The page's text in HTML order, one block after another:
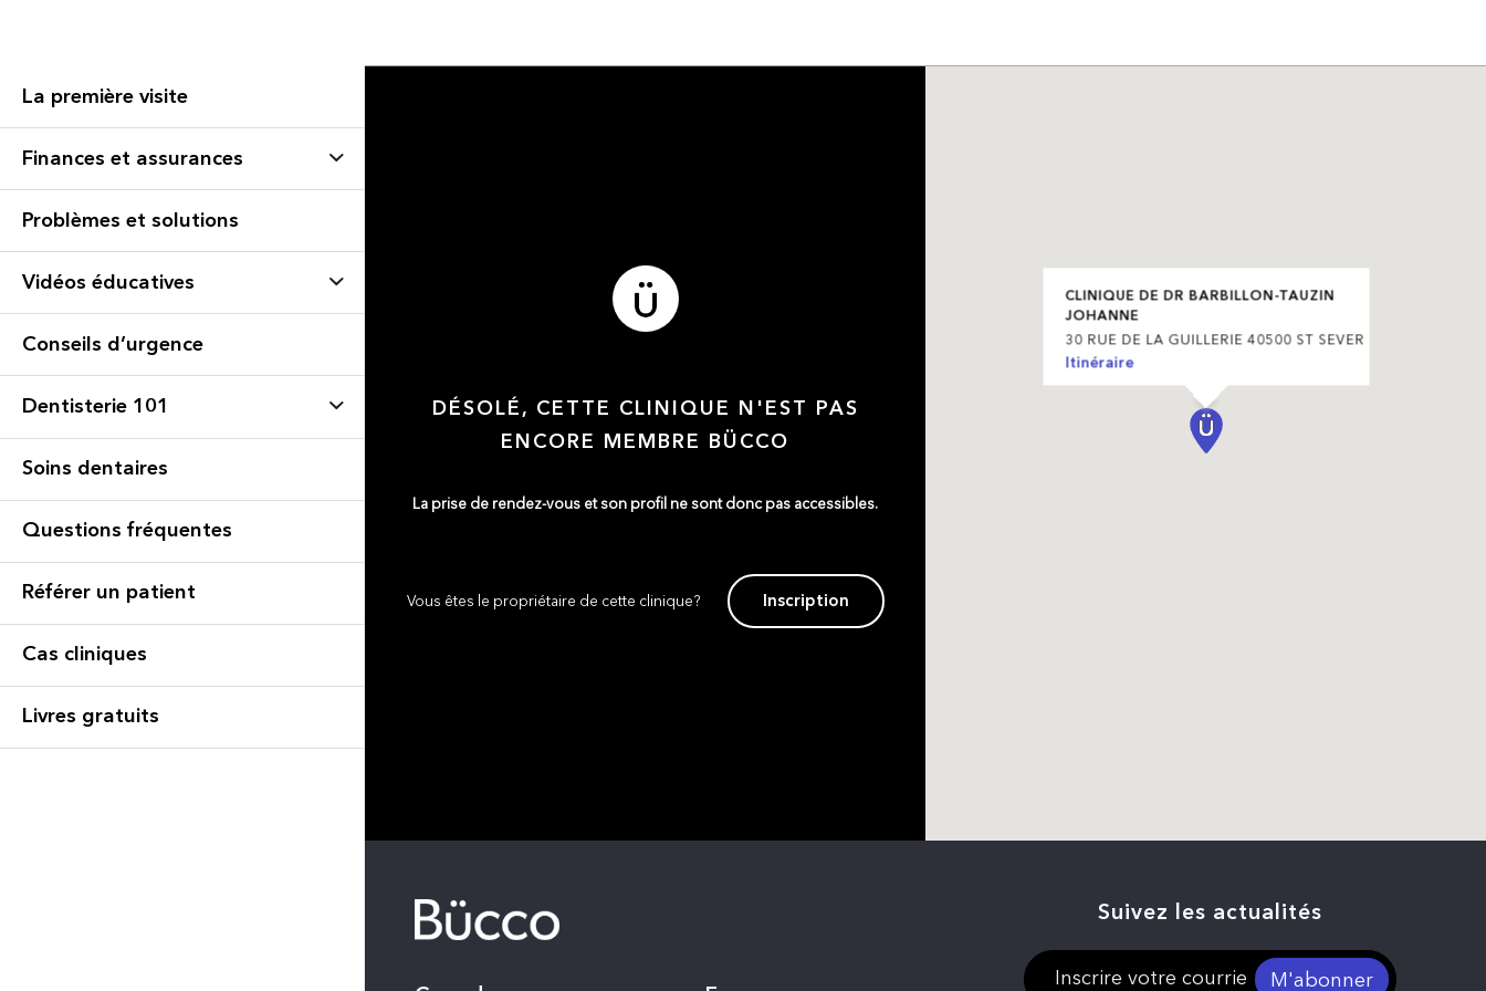
La première visite
Finances et assurances
Problèmes et solutions
Vidéos éducatives
Conseils d’urgence
Dentisterie 101
Soins dentaires
Questions fréquentes
Référer un patient
Cas cliniques
Livres gratuits
DÉSOLÉ, CETTE CLINIQUE N'EST PAS
ENCORE MEMBRE BÜCCO
La prise de rendez-vous et son profil ne sont donc pas accessibles.
Vous êtes le propriétaire de cette clinique? Inscription
CLINIQUE DE DR BARBILLON-TAUZIN
JOHANNE
30 RUE DE LA GUILLERIE 40500 ST SEVER
Itinéraire
Suivez les actualités
M'abonner